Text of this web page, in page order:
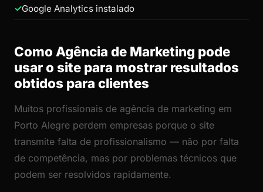
Google Analytics instalado
Como Agência de Marketing pode
usar o site para mostrar resultados
obtidos para clientes
Muitos profissionais de agência de marketing em
Porto Alegre perdem empresas porque o site
transmite falta de profissionalismo — não por falta
de competência, mas por problemas técnicos que
podem ser resolvidos rapidamente.